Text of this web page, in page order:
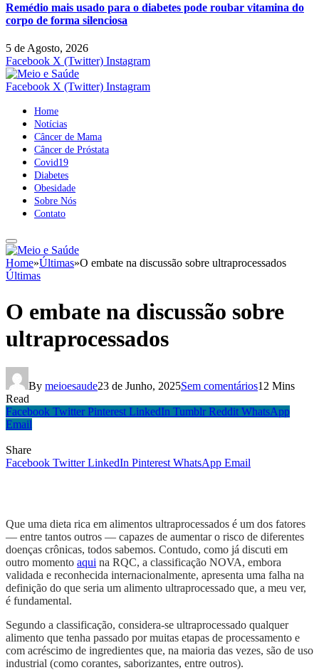
Remédio mais usado para o diabetes pode roubar vitamina do
corpo de forma silenciosa
5 de Agosto, 2026
Facebook X (Twitter) Instagram
Facebook X (Twitter) Instagram
Home
Notícias
Câncer de Mama
Câncer de Próstata
Covid19
Diabetes
Obesidade
Sobre Nós
Contato
Home»Últimas»O embate na discussão sobre ultraprocessados
Últimas
O embate na discussão sobre
ultraprocessados
By meioesaude23 de Junho, 2025Sem comentários12 Mins
Read
Facebook Twitter Pinterest LinkedIn Tumblr Reddit WhatsApp
Email
Share
Facebook Twitter LinkedIn Pinterest WhatsApp Email
Que uma dieta rica em alimentos ultraprocessados é um dos fatores
— entre tantos outros — capazes de aumentar o risco de diferentes
doenças crônicas, todos sabemos. Contudo, como já discuti em
outro momento aqui na RQC, a classificação NOVA, embora
validada e reconhecida internacionalmente, apresenta uma falha na
definição do que seria um alimento ultraprocessado que, a meu ver,
é fundamental.
Segundo a classificação, considera-se ultraprocessado qualquer
alimento que tenha passado por muitas etapas de processamento e
com acréscimo de ingredientes que, na maioria das vezes, são de uso
industrial (como corantes, saborizantes, entre outros).